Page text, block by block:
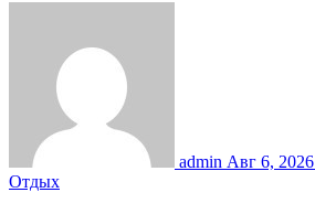
admin Авг 6, 2026
Отдых